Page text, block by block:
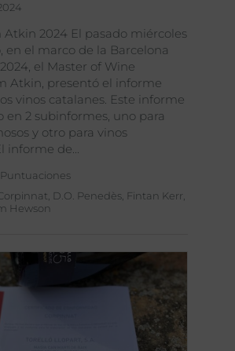
Atkin 2024 El pasado miércoles
en el marco de la Barcelona
el Master of Wine
Atkin, presentó el informe
vinos catalanes. Este informe
en 2 subinformes, uno para
y otro para vinos
informe de
Puntuaciones
D.O. Penedès Fintan Kerr
Hewson